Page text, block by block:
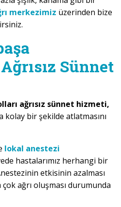
merkezimiz üzerinden bize
Sünnet
ağrısız sünnet hizmeti,
kolay bir şekilde atlatmasını
lokal anestezi
hastalarımız herhangi bir
etkisinin azalması
ağrı oluşması durumunda